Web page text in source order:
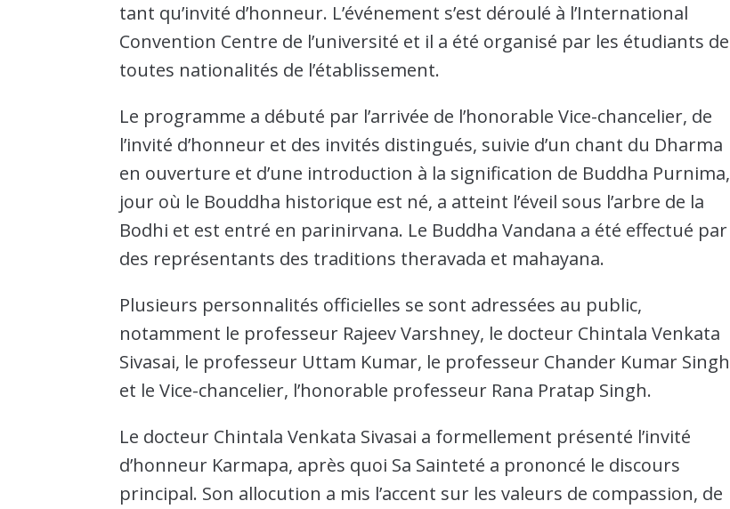
tant qu’invité d’honneur. L’événement s’est déroulé à l’International
Convention Centre de l’université et il a été organisé par les étudiants de
toutes nationalités de l’établissement.
Le programme a débuté par l’arrivée de l’honorable Vice-chancelier, de
l’invité d’honneur et des invités distingués, suivie d’un chant du Dharma
en ouverture et d’une introduction à la signification de Buddha Purnima,
jour où le Bouddha historique est né, a atteint l’éveil sous l’arbre de la
Bodhi et est entré en parinirvana. Le Buddha Vandana a été effectué par
des représentants des traditions theravada et mahayana.
Plusieurs personnalités officielles se sont adressées au public,
notamment le professeur Rajeev Varshney, le docteur Chintala Venkata
Sivasai, le professeur Uttam Kumar, le professeur Chander Kumar Singh
et le Vice-chancelier, l’honorable professeur Rana Pratap Singh.
Le docteur Chintala Venkata Sivasai a formellement présenté l’invité
d’honneur Karmapa, après quoi Sa Sainteté a prononcé le discours
principal. Son allocution a mis l’accent sur les valeurs de compassion, de